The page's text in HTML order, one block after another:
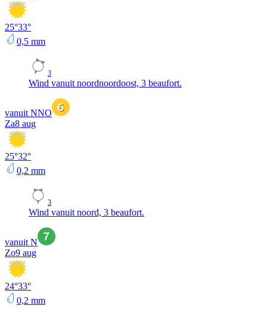
25°33°
0,5 mm
3
Wind vanuit noordnoordoost, 3 beaufort.
vanuit NNO
Za8 aug
25°32°
0,2 mm
3
Wind vanuit noord, 3 beaufort.
vanuit N
Zo9 aug
24°33°
0,2 mm